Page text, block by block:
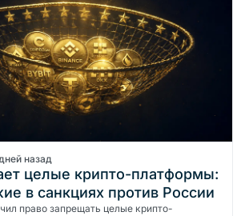
назад
целые крипто-платформы:
в санкциях против России
право запрещать целые крипто-